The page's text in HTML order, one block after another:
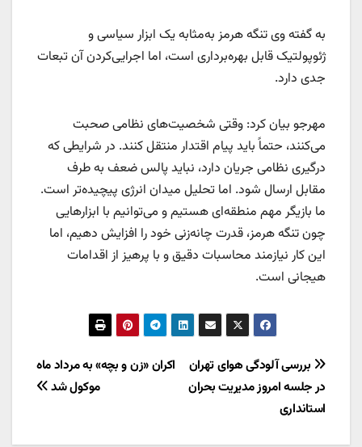
به گفته وی تنگه هرمز به‌مثابه یک ابزار سیاسی و
ژئوپولتیک قابل بهره‌برداری است، اما اجرایی‌کردن آن تبعات
جدی دارد.
مهرجو بیان کرد: وقتی شخصیت‌های نظامی صحبت
می‌کنند، حتماً باید پیام اقتدار منتقل کنند. در شرایطی که
درگیری نظامی جریان دارد، نباید پالس ضعف به طرف
مقابل ارسال شود. اما تحلیل میدان انرژی پیچیده‌تر است.
ما بازیگر مهم منطقه‌ای هستیم و می‌توانیم با ابزارهایی
چون تنگه هرمز، قدرت چانه‌زنی خود را افزایش دهیم، اما
این کار نیازمند محاسبات دقیق و با پرهیز از اقدامات
هیجانی است.
راهبری
نوشته
اکران «زن و بچه» به مرداد ماه
موکول شد
بررسی آلودگی هوای تهران
در جلسه امروز مدیریت بحران
استانداری